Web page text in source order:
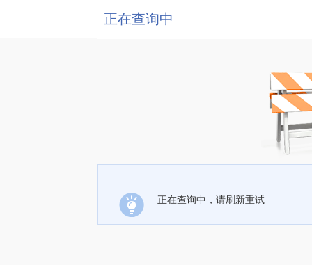
正在查询中
正在查询中，请刷新重试